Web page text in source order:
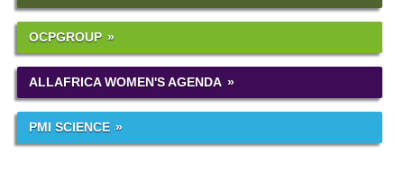
OCPGROUP
ALLAFRICA WOMEN'S AGENDA
PMI SCIENCE